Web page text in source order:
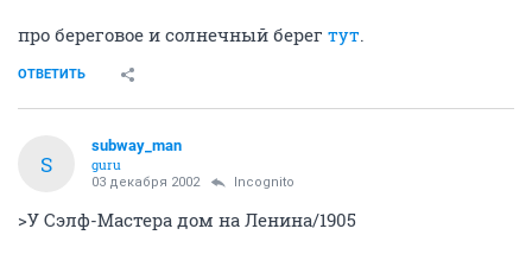
про береговое и солнечный берег тут.
ОТВЕТИТЬ
S
subway_man
guru
03 декабря 2002 Incognito
>У Сэлф-Мастера дом на Ленина/1905